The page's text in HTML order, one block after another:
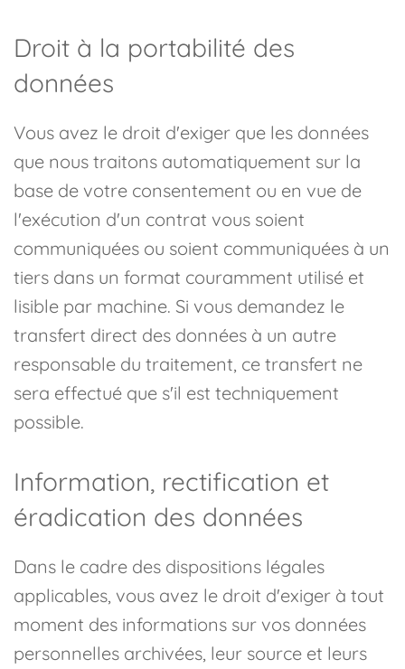
Droit à la portabilité des
données
Vous avez le droit d'exiger que les données
que nous traitons automatiquement sur la
base de votre consentement ou en vue de
l'exécution d'un contrat vous soient
communiquées ou soient communiquées à un
tiers dans un format couramment utilisé et
lisible par machine. Si vous demandez le
transfert direct des données à un autre
responsable du traitement, ce transfert ne
sera effectué que s'il est techniquement
possible.
Information, rectification et
éradication des données
Dans le cadre des dispositions légales
applicables, vous avez le droit d'exiger à tout
moment des informations sur vos données
personnelles archivées, leur source et leurs